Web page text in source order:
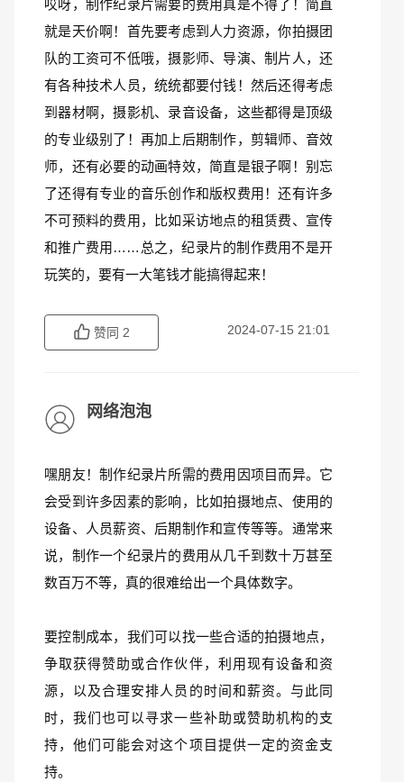
哎呀，制作纪录片需要的费用真是不得了！简直
就是天价啊！首先要考虑到人力资源，你拍摄团
队的工资可不低哦，摄影师、导演、制片人，还
有各种技术人员，统统都要付钱！然后还得考虑
到器材啊，摄影机、录音设备，这些都得是顶级
的专业级别了！再加上后期制作，剪辑师、音效
师，还有必要的动画特效，简直是银子啊！别忘
了还得有专业的音乐创作和版权费用！还有许多
不可预料的费用，比如采访地点的租赁费、宣传
和推广费用……总之，纪录片的制作费用不是开
玩笑的，要有一大笔钱才能搞得起来！
赞同 2 2024-07-15 21:01
网络泡泡
嘿朋友！制作纪录片所需的费用因项目而异。它
会受到许多因素的影响，比如拍摄地点、使用的
设备、人员薪资、后期制作和宣传等等。通常来
说，制作一个纪录片的费用从几千到数十万甚至
数百万不等，真的很难给出一个具体数字。
要控制成本，我们可以找一些合适的拍摄地点，
争取获得赞助或合作伙伴，利用现有设备和资
源，以及合理安排人员的时间和薪资。与此同
时，我们也可以寻求一些补助或赞助机构的支
持，他们可能会对这个项目提供一定的资金支
持。